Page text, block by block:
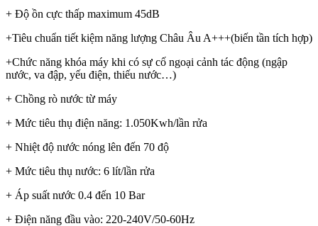
+ Độ ồn cực thấp maximum 45dB
+Tiêu chuẩn tiết kiệm năng lượng Châu Âu A+++(biến tần tích hợp)
+Chức năng khóa máy khi có sự cố ngoại cảnh tác động (ngập
nước, va đập, yếu điện, thiếu nước…)
+ Chồng rò nước từ máy
+ Mức tiêu thụ điện năng: 1.050Kwh/lần rửa
+ Nhiệt độ nước nóng lên đến 70 độ
+ Mức tiêu thụ nước: 6 lít/lần rửa
+ Áp suất nước 0.4 đến 10 Bar
+ Điện năng đầu vào: 220-240V/50-60Hz